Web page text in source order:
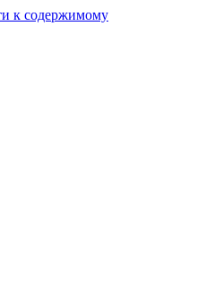
к содержимому